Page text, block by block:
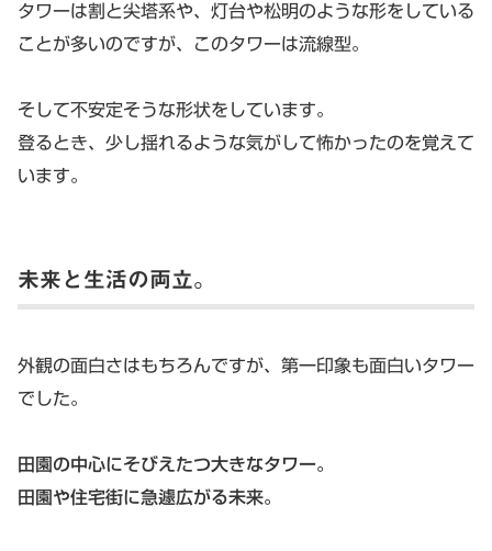
タワーは割と尖塔系や、灯台や松明のような形をしている
ことが多いのですが、このタワーは流線型。
そして不安定そうな形状をしています。
登るとき、少し揺れるような気がして怖かったのを覚えて
います。
未来と生活の両立。
外観の面白さはもちろんですが、第一印象も面白いタワー
でした。
田園の中心にそびえたつ大きなタワー。
田園や住宅街に急遽広がる未来。